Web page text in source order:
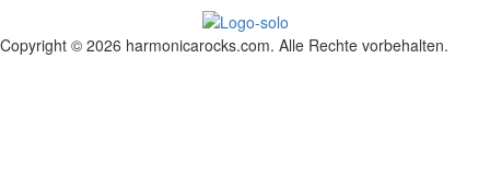
Copyright © 2026 harmonicarocks.com. Alle Rechte vorbehalten.